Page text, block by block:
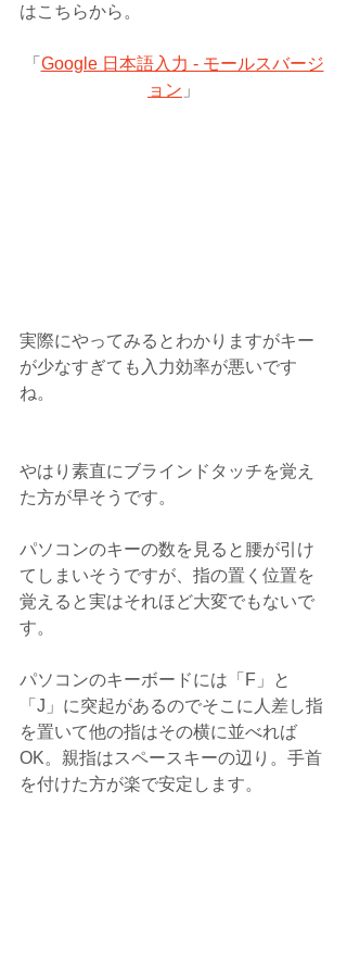
はこちらから。
「 Google 日本語入力 - モールスバージ
ョン 」
実際にやってみるとわかりますがキー
が少なすぎても入力効率が悪いです
ね。
やはり素直にブラインドタッチを覚え
た方が早そうです。
パソコンのキーの数を見ると腰が引け
てしまいそうですが、指の置く位置を
覚えると実はそれほど大変でもないで
す。
パソコンのキーボードには「F」と
「J」に突起があるのでそこに人差し指
を置いて他の指はその横に並べれば
OK。親指はスペースキーの辺り。手首
を付けた方が楽で安定します。